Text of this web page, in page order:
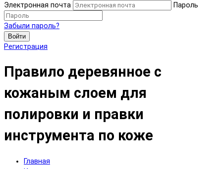
Электронная почта
Пароль
Забыли пароль?
Войти
Регистрация
Правило деревянное с
кожаным слоем для
полировки и правки
инструмента по коже
Главная